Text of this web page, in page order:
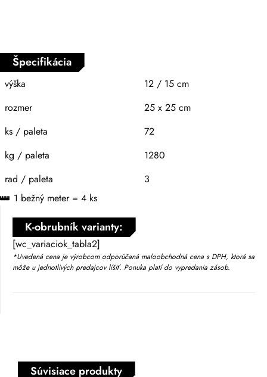
Špecifikácia
výška
12 / 15 cm
rozmer
25 x 25 cm
ks / paleta
72
kg / paleta
1280
rad / paleta
3
1 bežný meter = 4 ks
K-obrubník varianty:
[wc_variaciok_tabla2]
*Uvedená cena je výrobcom odporúčaná maloobchodná cena s DPH, ktorá sa
môže u jednotlivých predajcov líšiť. Ponuka platí do vypredania zásob.
Súvisiace produkty